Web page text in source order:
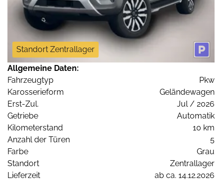
Standort Zentrallager
Allgemeine Daten:
Fahrzeugtyp
Pkw
Karosserieform
Geländewagen
Erst-Zul.
Jul / 2026
Getriebe
Automatik
Kilometerstand
10 km
Anzahl der Türen
5
Farbe
Grau
Standort
Zentrallager
Lieferzeit
ab ca. 14.12.2026